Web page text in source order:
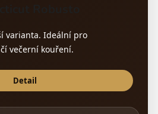
varianta. Ideální pro
večerní kouření.
Detail